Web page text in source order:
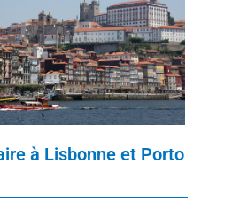
à Lisbonne et Porto